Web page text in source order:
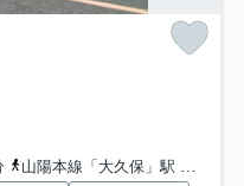
山陽本線「大久保」駅 徒歩24分